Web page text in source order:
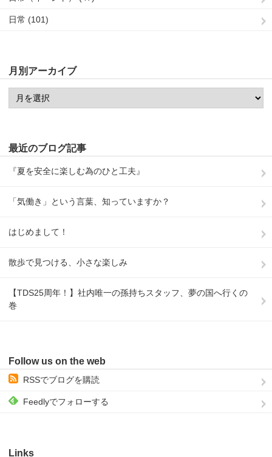
日常 (101)
月別アーカイブ
最近のブログ記事
『夏を安全に楽しむ為のひと工夫』
「気働き」という言葉、知っていますか？
はじめまして！
散歩で見つける、小さな楽しみ
【TDS25周年！】社内唯一の孫持ちスタッフ、夢の国へ行くの
巻
Follow us on the web
RSSでブログを購読
Feedlyでフォローする
Links